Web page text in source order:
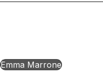
Emma Marrone